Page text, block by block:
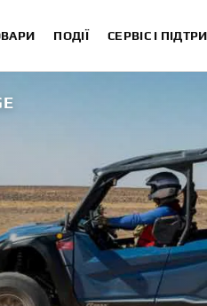
ПОДІЇ СЕРВІС І